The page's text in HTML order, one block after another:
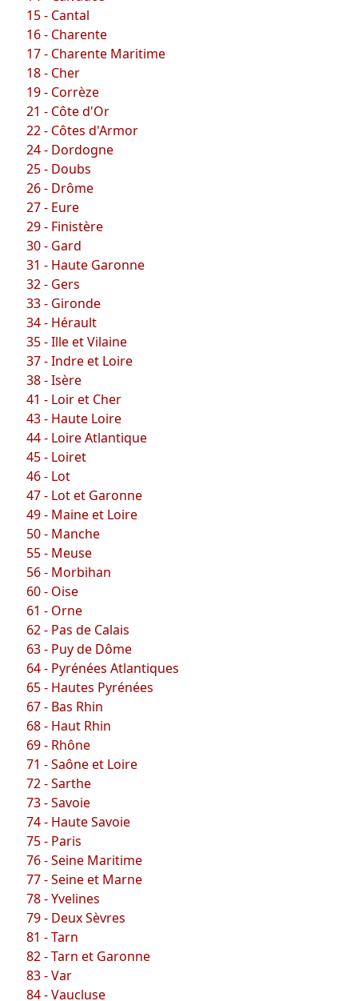
15 - Cantal
16 - Charente
17 - Charente Maritime
18 - Cher
19 - Corrèze
21 - Côte d'Or
22 - Côtes d'Armor
24 - Dordogne
25 - Doubs
26 - Drôme
27 - Eure
29 - Finistère
30 - Gard
31 - Haute Garonne
32 - Gers
33 - Gironde
34 - Hérault
35 - Ille et Vilaine
37 - Indre et Loire
38 - Isère
41 - Loir et Cher
43 - Haute Loire
44 - Loire Atlantique
45 - Loiret
46 - Lot
47 - Lot et Garonne
49 - Maine et Loire
50 - Manche
55 - Meuse
56 - Morbihan
60 - Oise
61 - Orne
62 - Pas de Calais
63 - Puy de Dôme
64 - Pyrénées Atlantiques
65 - Hautes Pyrénées
67 - Bas Rhin
68 - Haut Rhin
69 - Rhône
71 - Saône et Loire
72 - Sarthe
73 - Savoie
74 - Haute Savoie
75 - Paris
76 - Seine Maritime
77 - Seine et Marne
78 - Yvelines
79 - Deux Sèvres
81 - Tarn
82 - Tarn et Garonne
83 - Var
84 - Vaucluse